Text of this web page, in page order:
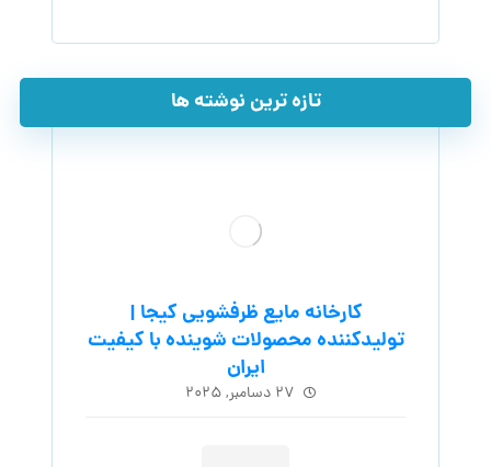
تازه ترین نوشته ها
کارخانه مایع ظرفشویی کیجا |
تولیدکننده محصولات شوینده با کیفیت
ایران
۲۷ دسامبر, ۲۰۲۵